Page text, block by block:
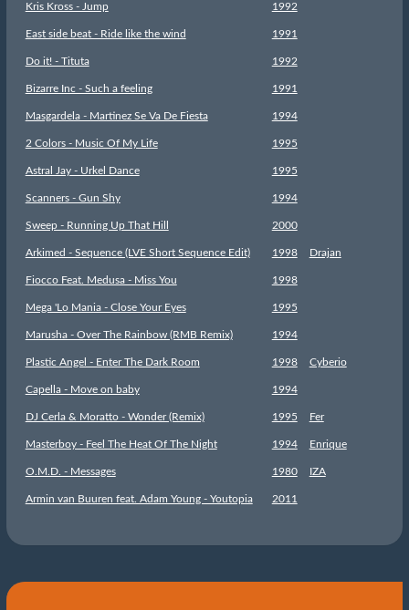
Kris Kross - Jump 1992
East side beat - Ride like the wind 1991
Do it! - Tituta 1992
Bizarre Inc - Such a feeling 1991
Masgardela - Martinez Se Va De Fiesta 1994
2 Colors - Music Of My Life 1995
Astral Jay - Urkel Dance 1995
Scanners - Gun Shy 1994
Sweep - Running Up That Hill 2000
Arkimed - Sequence (LVE Short Sequence Edit) 1998 Drajan
Fiocco Feat. Medusa - Miss You 1998
Mega 'Lo Mania - Close Your Eyes 1995
Marusha - Over The Rainbow (RMB Remix) 1994
Plastic Angel - Enter The Dark Room 1998 Cyberio
Capella - Move on baby 1994
DJ Cerla & Moratto - Wonder (Remix) 1995 Fer
Masterboy - Feel The Heat Of The Night 1994 Enrique
O.M.D. - Messages 1980 IZA
Armin van Buuren feat. Adam Young - Youtopia 2011